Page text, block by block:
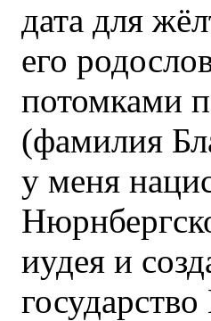
дата для
его
потомками
(фамилия
у меня
иудея и